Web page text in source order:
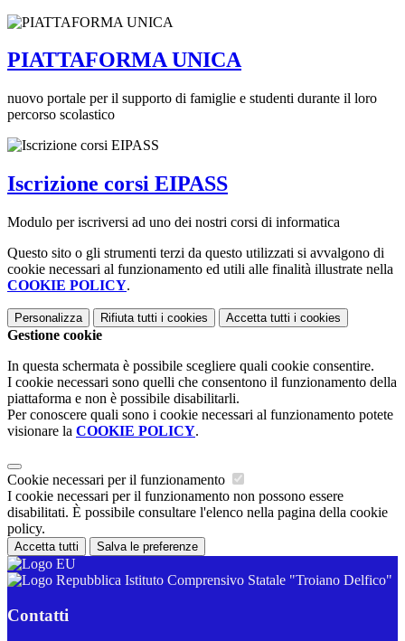
PIATTAFORMA UNICA
nuovo portale per il supporto di famiglie e studenti durante il loro
percorso scolastico
Iscrizione corsi EIPASS
Modulo per iscriversi ad uno dei nostri corsi di informatica
Questo sito o gli strumenti terzi da questo utilizzati si avvalgono di
cookie necessari al funzionamento ed utili alle finalità illustrate nella
COOKIE POLICY.
Personalizza Rifiuta tutti i cookies Accetta tutti i cookies
Gestione cookie
In questa schermata è possibile scegliere quali cookie consentire.
I cookie necessari sono quelli che consentono il funzionamento della
piattaforma e non è possibile disabilitarli.
Per conoscere quali sono i cookie necessari al funzionamento potete
visionare la COOKIE POLICY.
Cookie necessari per il funzionamento
I cookie necessari per il funzionamento non possono essere
disabilitati. È possibile consultare l'elenco nella pagina della cookie
policy.
Accetta tutti Salva le preferenze
Istituto Comprensivo Statale "Troiano Delfico"
Contatti